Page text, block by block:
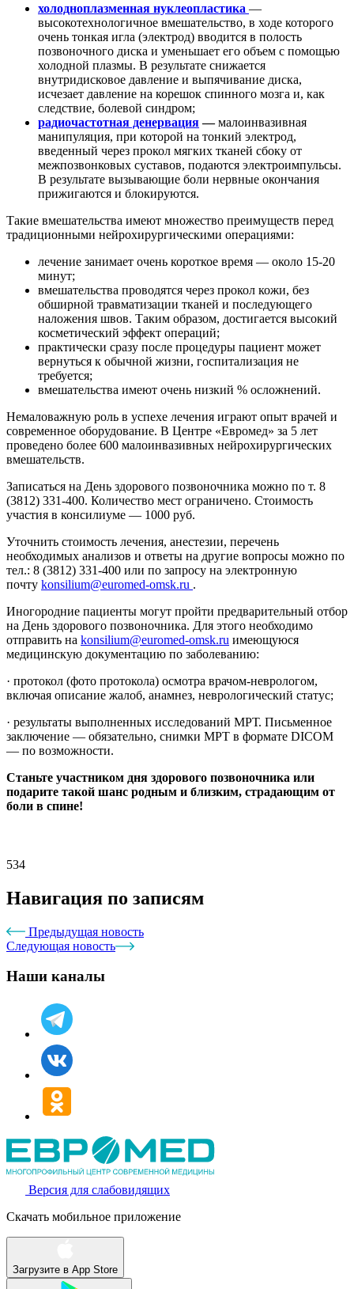
холодноплазменная нуклеопластика —
высокотехнологичное вмешательство, в ходе которого
очень тонкая игла (электрод) вводится в полость
позвоночного диска и уменьшает его объем с помощью
холодной плазмы. В результате снижается
внутридисковое давление и выпячивание диска,
исчезает давление на корешок спинного мозга и, как
следствие, болевой синдром;
радиочастотная денервация —малоинвазивная
манипуляция, при которой на тонкий электрод,
введенный через прокол мягких тканей сбоку от
межпозвонковых суставов, подаются электроимпульсы.
В результате вызывающие боли нервные окончания
прижигаются и блокируются.
Такие вмешательства имеют множество преимуществ перед
традиционными нейрохирургическими операциями:
лечение занимает очень короткое время — около 15-20
минут;
вмешательства проводятся через прокол кожи, без
обширной травматизации тканей и последующего
наложения швов. Таким образом, достигается высокий
косметический эффект операций;
практически сразу после процедуры пациент может
вернуться к обычной жизни, госпитализация не
требуется;
вмешательства имеют очень низкий % осложнений.
Немаловажную роль в успехе лечения играют опыт врачей и
современное оборудование. В Центре «Евромед» за 5 лет
проведено более 600 малоинвазивных нейрохирургических
вмешательств.
Записаться на День здорового позвоночника можно по т. 8
(3812) 331-400. Количество мест ограничено. Стоимость
участия в консилиуме — 1000 руб.
Уточнить стоимость лечения, анестезии, перечень
необходимых анализов и ответы на другие вопросы можно по
тел.: 8 (3812) 331-400 или по запросу на электронную
почту konsilium@euromed-omsk.ru .
Иногородние пациенты могут пройти предварительный отбор
на День здорового позвоночника. Для этого необходимо
отправить на konsilium@euromed-omsk.ru имеющуюся
медицинскую документацию по заболеванию:
· протокол (фото протокола) осмотра врачом-неврологом,
включая описание жалоб, анамнез, неврологический статус;
· результаты выполненных исследований МРТ. Письменное
заключение — обязательно, снимки МРТ в формате DICOM
— по возможности.
Станьте участником дня здорового позвоночника или
подарите такой шанс родным и близким, страдающим от
боли в спине!
534
Навигация по записям
Предыдущая новость
Следующая новость
Наши каналы
Версия для слабовидящих
Скачать мобильное приложение
Загрузите в App Store